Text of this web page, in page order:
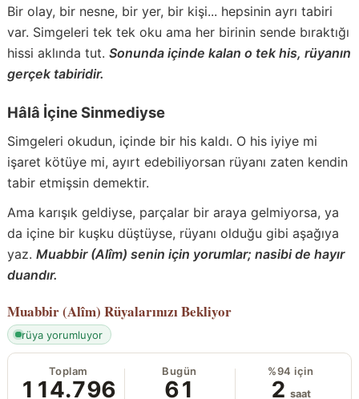
Bir olay, bir nesne, bir yer, bir kişi... hepsinin ayrı tabiri
var. Simgeleri tek tek oku ama her birinin sende bıraktığı
hissi aklında tut. Sonunda içinde kalan o tek his, rüyanın
gerçek tabiridir.
Hâlâ İçine Sinmediyse
Simgeleri okudun, içinde bir his kaldı. O his iyiye mi
işaret kötüye mi, ayırt edebiliyorsan rüyanı zaten kendin
tabir etmişsin demektir.
Ama karışık geldiyse, parçalar bir araya gelmiyorsa, ya
da içine bir kuşku düştüyse, rüyanı olduğu gibi aşağıya
yaz. Muabbir (Alîm) senin için yorumlar; nasibi de hayır
duandır.
Muabbir (Alîm) Rüyalarınızı Bekliyor
rüya yorumluyor
Toplam
114.796
Bugün
61
%94 için
2 saat